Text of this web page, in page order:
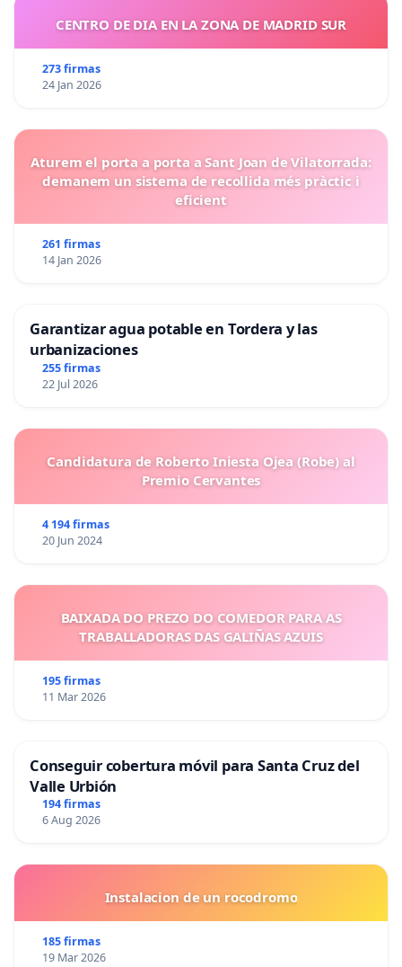
CENTRO DE DIA EN LA ZONA DE MADRID SUR
273 firmas
24 Jan 2026
Aturem el porta a porta a Sant Joan de Vilatorrada:
demanem un sistema de recollida més pràctic i
eficient
261 firmas
14 Jan 2026
Garantizar agua potable en Tordera y las
urbanizaciones
255 firmas
22 Jul 2026
Candidatura de Roberto Iniesta Ojea (Robe) al
Premio Cervantes
4 194 firmas
20 Jun 2024
BAIXADA DO PREZO DO COMEDOR PARA AS
TRABALLADORAS DAS GALIÑAS AZUIS
195 firmas
11 Mar 2026
Conseguir cobertura móvil para Santa Cruz del
Valle Urbión
194 firmas
6 Aug 2026
Instalacion de un rocodromo
185 firmas
19 Mar 2026